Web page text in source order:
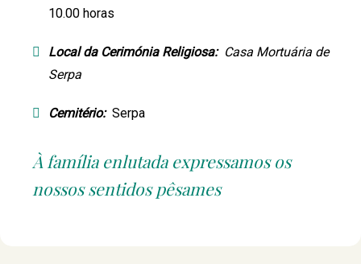
10.00 horas
Local da Cerimónia Religiosa: Casa Mortuária de
Serpa
Cemitério:Serpa
À família enlutada expressamos os
nossos sentidos pêsames